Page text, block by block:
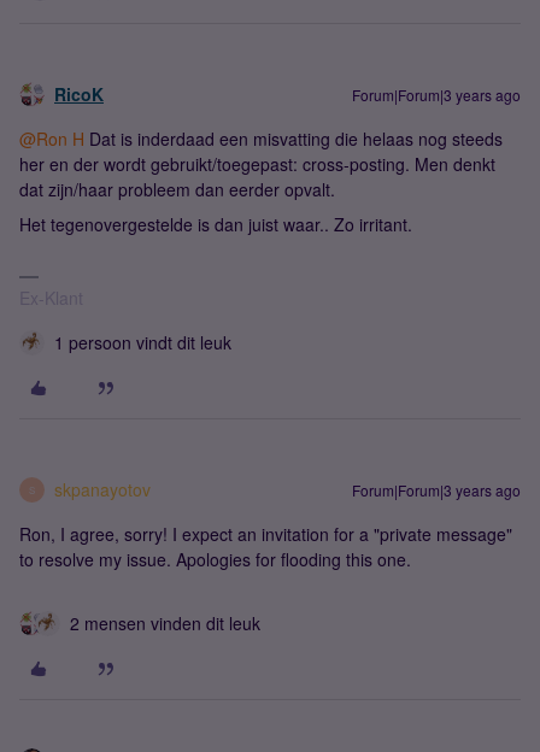
RicoK Forum|Forum|3 years ago
@Ron H Dat is inderdaad een misvatting die helaas nog steeds
her en der wordt gebruikt/toegepast: cross-posting. Men denkt
dat zijn/haar probleem dan eerder opvalt.
Het tegenovergestelde is dan juist waar.. Zo irritant.
Ex-Klant
1 persoon vindt dit leuk
S skpanayotov Forum|Forum|3 years ago
Ron, I agree, sorry! I expect an invitation for a "private message"
to resolve my issue. Apologies for flooding this one.
2 mensen vinden dit leuk